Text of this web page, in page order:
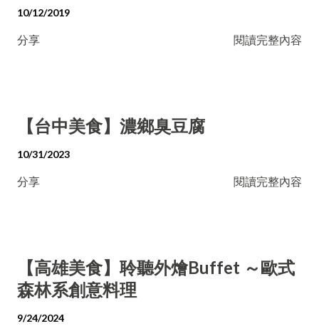
10/12/2019
分享 閱讀完整內容
【台中美食】濃鄉臭豆腐
10/31/2023
分享 閱讀完整內容
【高雄美食】聆聽外燴Buffet ～歐式
森林系創意料理
9/24/2024